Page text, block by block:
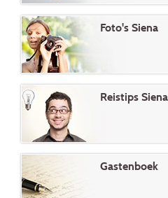
Foto's Siena
Reistips Siena
Gastenboek